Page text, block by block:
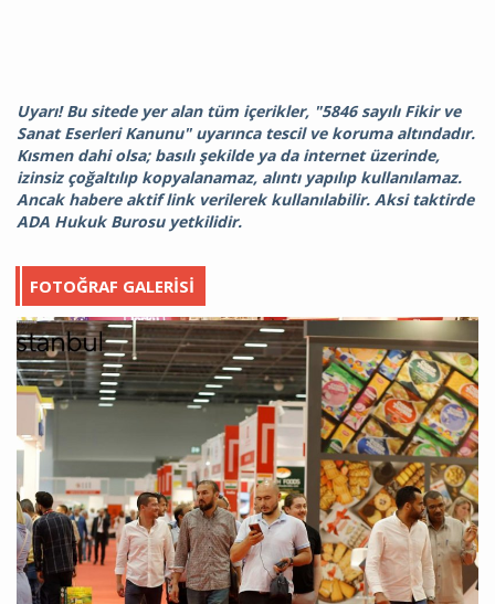
Uyarı! Bu sitede yer alan tüm içerikler, "5846 sayılı Fikir ve
Sanat Eserleri Kanunu" uyarınca tescil ve koruma altındadır.
Kısmen dahi olsa; basılı şekilde ya da internet üzerinde,
izinsiz çoğaltılıp kopyalanamaz, alıntı yapılıp kullanılamaz.
Ancak habere aktif link verilerek kullanılabilir. Aksi taktirde
ADA Hukuk Burosu yetkilidir.
FOTOĞRAF GALERISI